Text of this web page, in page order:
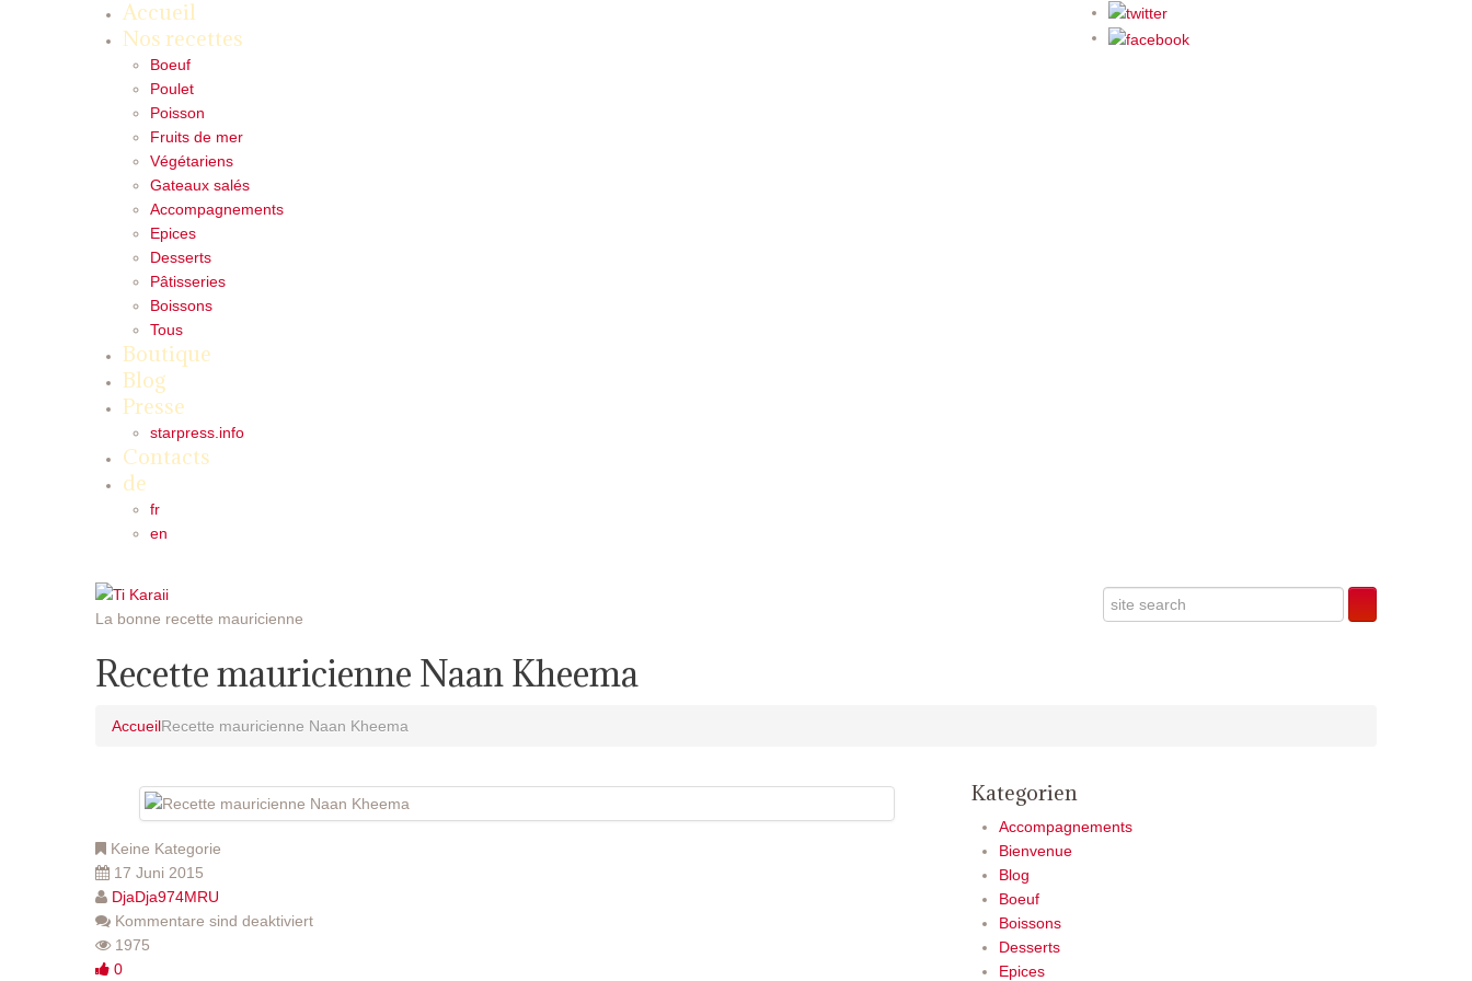
Accueil
Nos recettes
Boeuf
Poulet
Poisson
Fruits de mer
Végétariens
Gateaux salés
Accompagnements
Epices
Desserts
Pâtisseries
Boissons
Tous
Boutique
Blog
Presse
starpress.info
Contacts
de
fr
en
La bonne recette mauricienne
Recette mauricienne Naan Kheema
AccueilRecette mauricienne Naan Kheema
Keine Kategorie
17 Juni 2015
DjaDja974MRU
Kommentare sind deaktiviert
1975
0
Kategorien
Accompagnements
Bienvenue
Blog
Boeuf
Boissons
Desserts
Epices